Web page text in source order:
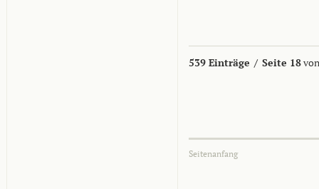
539 Einträge / Seite 18
Seitenanfang